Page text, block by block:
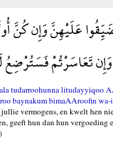
عَلَيْهِنَّ وَإِن كُنَّ
تَعَاسَرْتُمْ
tudarroohunna
baynakum bimaAAroofin
vermogens, en kwelt hen
geeft hun dan hun